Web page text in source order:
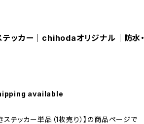
テッカー｜chihodaオリジナル｜防水・
available
ステッカー単品（1枚売り）】の商品ページで